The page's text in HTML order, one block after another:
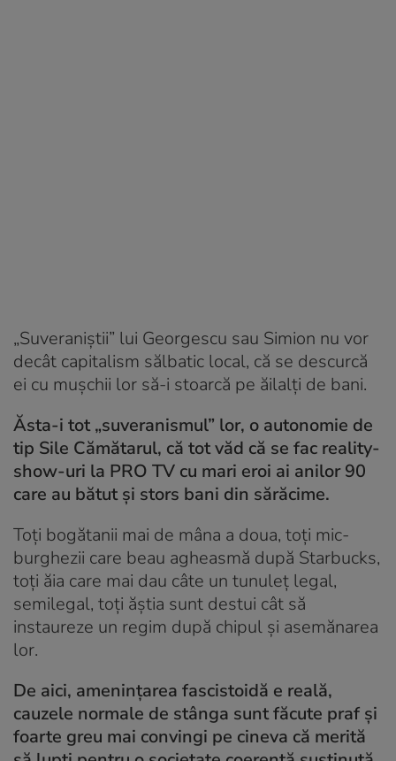
„Suveraniștii” lui Georgescu sau Simion nu vor
decât capitalism sălbatic local, că se descurcă
ei cu mușchii lor să-i stoarcă pe ăilalți de bani.
Ăsta-i tot „suveranismul” lor, o autonomie de
tip Sile Cămătarul, că tot văd că se fac reality-
show-uri la PRO TV cu mari eroi ai anilor 90
care au bătut și stors bani din sărăcime.
Toți bogătanii mai de mâna a doua, toți mic-
burghezii care beau agheasmă după Starbucks,
toți ăia care mai dau câte un tunuleț legal,
semilegal, toți ăștia sunt destui cât să
instaureze un regim după chipul și asemănarea
lor.
De aici, amenințarea fascistoidă e reală,
cauzele normale de stânga sunt făcute praf și
foarte greu mai convingi pe cineva că merită